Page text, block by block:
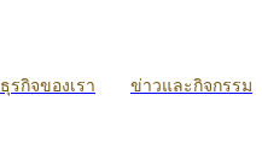
ธุรกิจของเรา ข่าวและกิจกรรม